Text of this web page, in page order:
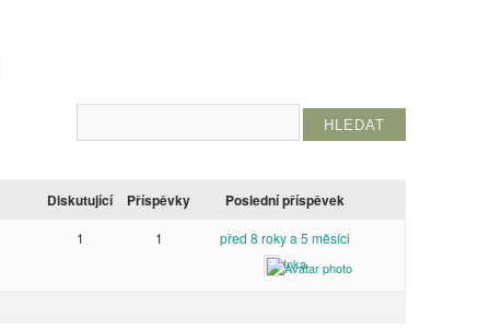
Diskutující Příspěvky Poslední příspěvek
1 1 před 8 roky a 5 měsíci
Inka